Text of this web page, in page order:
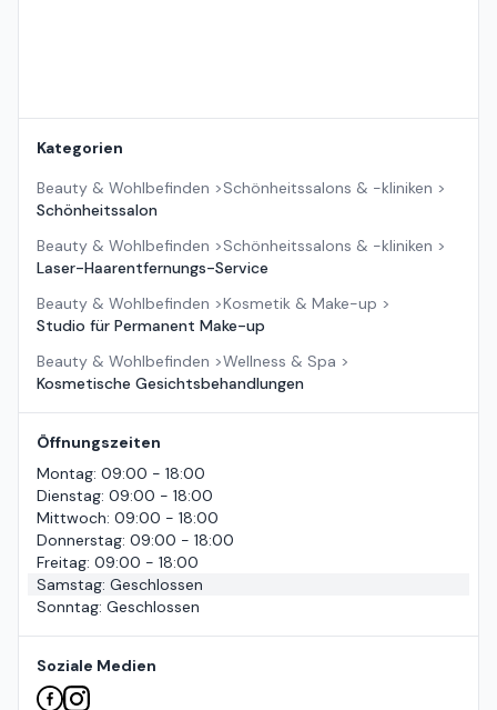
Kategorien
Beauty & Wohlbefinden >Schönheitssalons & -kliniken >
Schönheitssalon
Beauty & Wohlbefinden >Schönheitssalons & -kliniken >
Laser-Haarentfernungs-Service
Beauty & Wohlbefinden >Kosmetik & Make-up >
Studio für Permanent Make-up
Beauty & Wohlbefinden >Wellness & Spa >
Kosmetische Gesichtsbehandlungen
Öffnungszeiten
Montag: 09:00 - 18:00
Dienstag: 09:00 - 18:00
Mittwoch: 09:00 - 18:00
Donnerstag: 09:00 - 18:00
Freitag: 09:00 - 18:00
Samstag: Geschlossen
Sonntag: Geschlossen
Soziale Medien